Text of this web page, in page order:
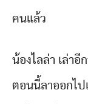
คนแล้ว
น้องไลล่า เล่าอี
ตอนนี้ลาออกไ